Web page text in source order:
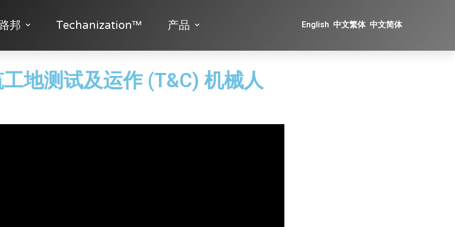
邦 Techanization™ 产品 English 中文繁体 中文简体
地测试及运作 (T&C) 机械人